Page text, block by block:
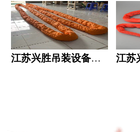
江苏兴胜吊装设备有限公司五大透明